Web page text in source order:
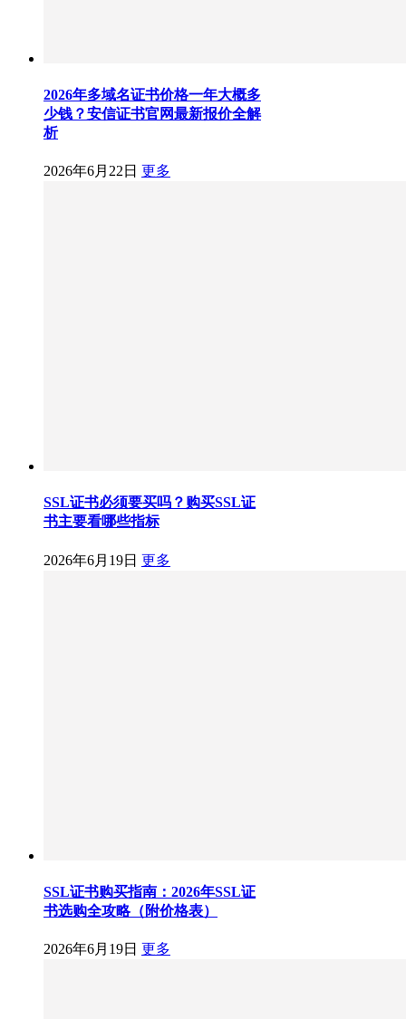
2026年多域名证书价格一年大概多
少钱？安信证书官网最新报价全解
析
2026年6月22日 更多
SSL证书必须要买吗？购买SSL证
书主要看哪些指标
2026年6月19日 更多
SSL证书购买指南：2026年SSL证
书选购全攻略（附价格表）
2026年6月19日 更多